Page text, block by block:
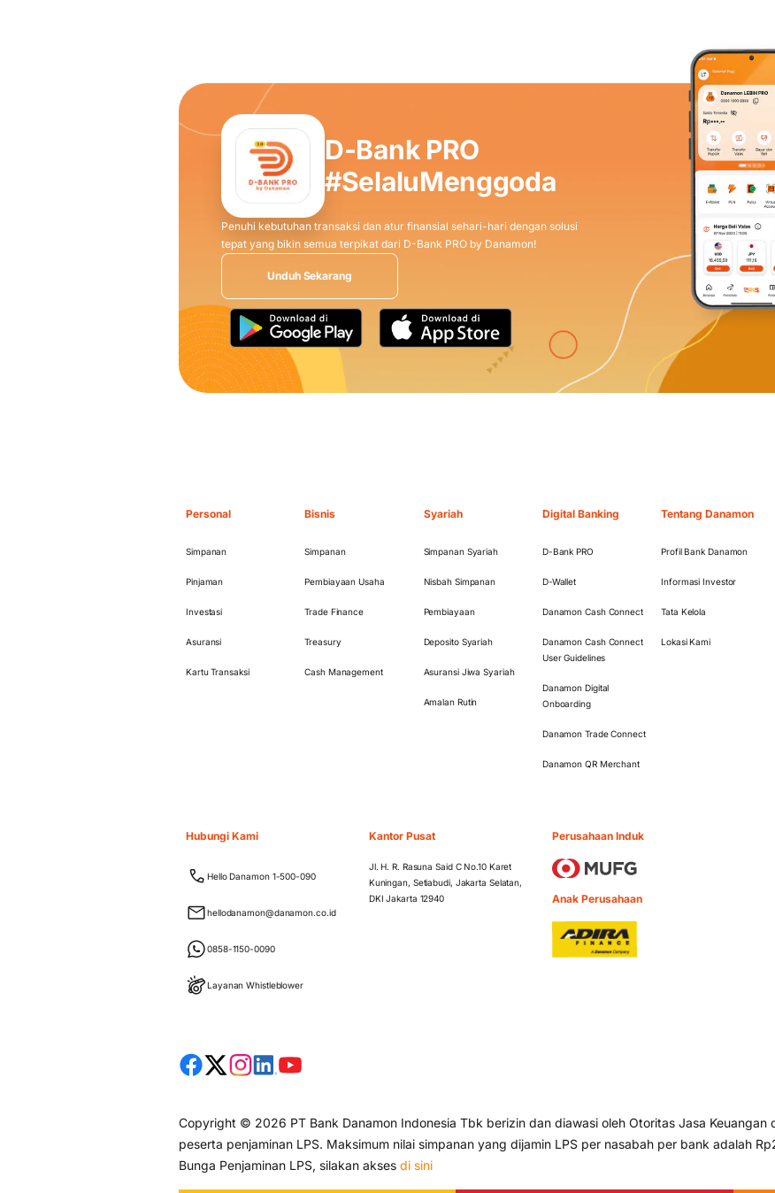
D-Bank PRO
#SelaluMenggoda
Penuhi kebutuhan transaksi dan atur finansial sehari-hari dengan solusi
tepat yang bikin semua terpikat dari D-Bank PRO by Danamon!
Unduh Sekarang
Personal
Simpanan
Pinjaman
Investasi
Asuransi
Kartu Transaksi
Bisnis
Simpanan
Pembiayaan Usaha
Trade Finance
Treasury
Cash Management
Syariah
Simpanan Syariah
Nisbah Simpanan
Pembiayaan
Deposito Syariah
Asuransi Jiwa Syariah
Amalan Rutin
Digital Banking
D-Bank PRO
D-Wallet
Danamon Cash Connect
Danamon Cash Connect
User Guidelines
Danamon Digital
Onboarding
Danamon Trade Connect
Danamon QR Merchant
Tentang Danamon
Profil Bank Danamon
Informasi Investor
Tata Kelola
Lokasi Kami
Hubungi Kami
Hello Danamon 1-500-090
hellodanamon@danamon.co.id
0858-1150-0090
Layanan Whistleblower
Kantor Pusat
Jl. H. R. Rasuna Said C No.10 Karet
Kuningan, Setiabudi, Jakarta Selatan,
DKI Jakarta 12940
Perusahaan Induk
Anak Perusahaan
Copyright © 2026 PT Bank Danamon Indonesia Tbk berizin dan diawasi oleh Otoritas Jasa Keuangan
peserta penjaminan LPS. Maksimum nilai simpanan yang dijamin LPS per nasabah per bank adalah
Bunga Penjaminan LPS, silakan akses di sini